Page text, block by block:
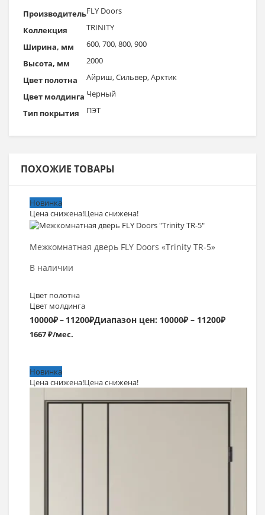
ПроизводительFLY Doors
Коллекция
TRINITY
Ширина, мм
600, 700, 800, 900
Высота, мм
2000
Цвет полотна
Айриш, Сильвер, Арктик
Цвет молдинга Черный
Тип покрытия
ПЭТ
ПОХОЖИЕ ТОВАРЫ
Новинка
Цена снижена!Цена снижена!
Межкомнатная дверь FLY Doors «Trinity TR-5»
В наличии
Цвет полотна
Цвет молдинга
10000₽– 11200₽Диапазон цен: 10000₽ – 11200₽
1667 ₽/мес.
Выбрать >
Новинка
Цена снижена!Цена снижена!
Выбрать >